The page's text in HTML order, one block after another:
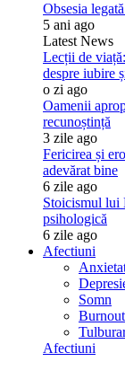
Obsesia
5 ani ago
Latest News
Lecții de
despre iubire
o zi ago
Oamenii
recunoștință
3 zile ago
Fericirea și
adevărat bine
6 zile ago
Stoicismul lui
psihologică
6 zile ago
Afectiuni
Somn
Burnout
Afectiuni